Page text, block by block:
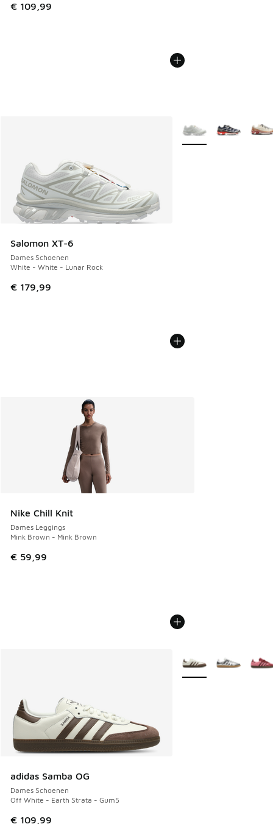
€ 109,99
Salomon XT-6
Dames Schoenen
White - White - Lunar Rock
€ 179,99
Meer kleuren
Nike Chill Knit
Dames Leggings
Mink Brown - Mink Brown
€ 59,99
adidas Samba OG
Dames Schoenen
Off White - Earth Strata - Gum5
€ 109,99
Meer kleuren